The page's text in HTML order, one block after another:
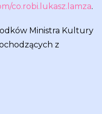
co.robi.lukasz.lamza.
Ministra Kultury
z